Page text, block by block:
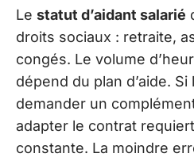
Le statut d’aidant salarié
droits sociaux : retraite,
congés. Le volume
dépend du plan d’aide.
demander un
adapter le contrat
constante. La moindre